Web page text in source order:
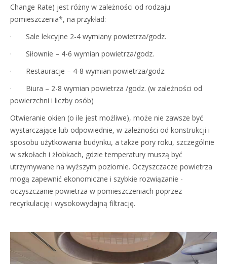
Change Rate) jest różny w zależności od rodzaju
pomieszczenia*, na przykład:
· Sale lekcyjne 2-4 wymiany powietrza/godz.
· Siłownie – 4-6 wymian powietrza/godz.
· Restauracje – 4-8 wymian powietrza/godz.
· Biura – 2-8 wymian powietrza /godz. (w zależności od
powierzchni i liczby osób)
Otwieranie okien (o ile jest możliwe), może nie zawsze być
wystarczające lub odpowiednie, w zależności od konstrukcji i
sposobu użytkowania budynku, a także pory roku, szczególnie
w szkołach i żłobkach, gdzie temperatury muszą być
utrzymywane na wyższym poziomie. Oczyszczacze powietrza
mogą zapewnić ekonomiczne i szybkie rozwiązanie -
oczyszczanie powietrza w pomieszczeniach poprzez
recyrkulację i wysokowydajną filtrację.